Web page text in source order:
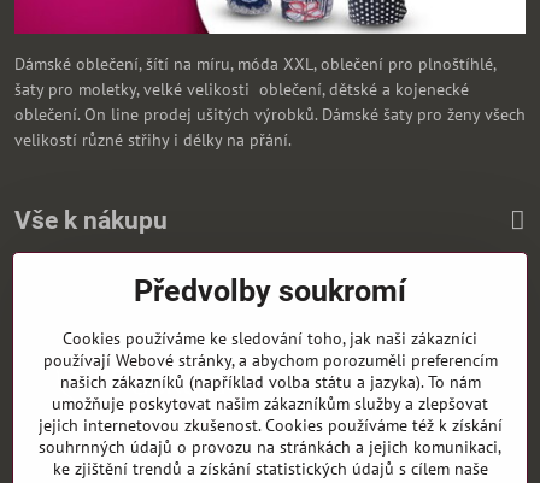
Dámské oblečení, šítí na míru, móda XXL, oblečení pro plnoštíhlé,
šaty pro moletky, velké velikosti oblečení, dětské a kojenecké
oblečení. On line prodej ušitých výrobků. Dámské šaty pro ženy všech
velikostí různé střihy i délky na přání.
Vše k nákupu
Zasíláme i na SlovenskoPředvolby soukromí
Cookies používáme ke sledování toho, jak naši zákazníci
používají Webové stránky, a abychom porozuměli preferencím
našich zákazníků (například volba státu a jazyka). To nám
umožňuje poskytovat našim zákazníkům služby a zlepšovat
jejich internetovou zkušenost. Cookies používáme též k získání
souhrnných údajů o provozu na stránkách a jejich komunikaci,
ke zjištění trendů a získání statistických údajů s cílem naše